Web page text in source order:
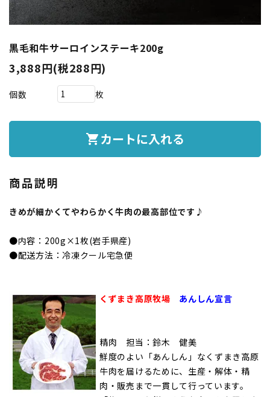
黒毛和牛サーロインステーキ200g
3,888円(税288円)
個数 枚
shopping_cart カートに入れる
商品説明
きめが細かくてやわらかく牛肉の最高部位です♪
●内容：200g×1枚(岩手県産)
●配送方法：冷凍クール宅急便
くずまき高原牧場 あんしん宣言
精肉 担当：鈴木 健美
鮮度のよい「あんしん」なくずまき高原
牛肉を届けるために、生産・解体・精
肉・販売まで一貫して行っています。